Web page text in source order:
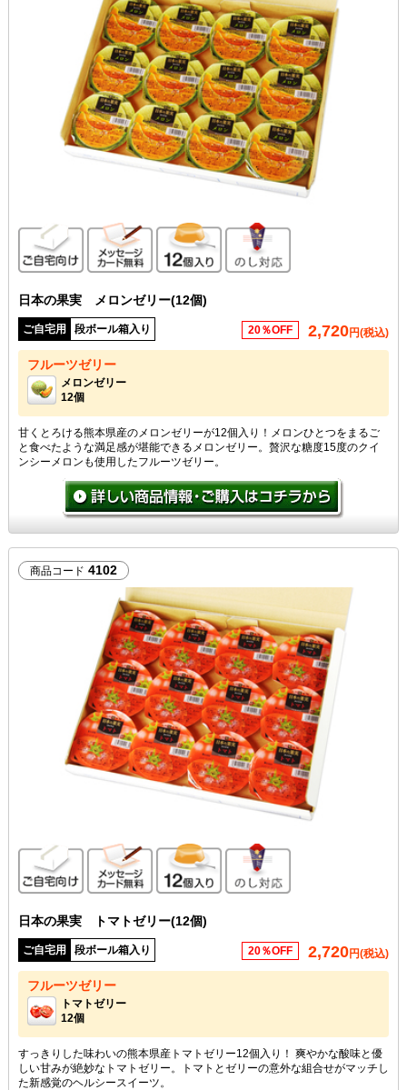
ご自宅向けメッセージカード無料
12個入り のし対応
日本の果実 メロンゼリー(12個)
ご自宅用 段ボール箱入り 20％OFF 2,720円(税込)
フルーツゼリー
メロンゼリー
12個
甘くとろける熊本県産のメロンゼリーが12個入り！メロンひとつをまるご
と食べたような満足感が堪能できるメロンゼリー。贅沢な糖度15度のクイ
ンシーメロンも使用したフルーツゼリー。
商品コード 4102
ご自宅向けメッセージカード無料
12個入り のし対応
日本の果実 トマトゼリー(12個)
ご自宅用 段ボール箱入り 20％OFF 2,720円(税込)
フルーツゼリー
トマトゼリー
12個
すっきりした味わいの熊本県産トマトゼリー12個入り！ 爽やかな酸味と優
しい甘みが絶妙なトマトゼリー。トマトとゼリーの意外な組合せがマッチし
た新感覚のヘルシースイーツ。